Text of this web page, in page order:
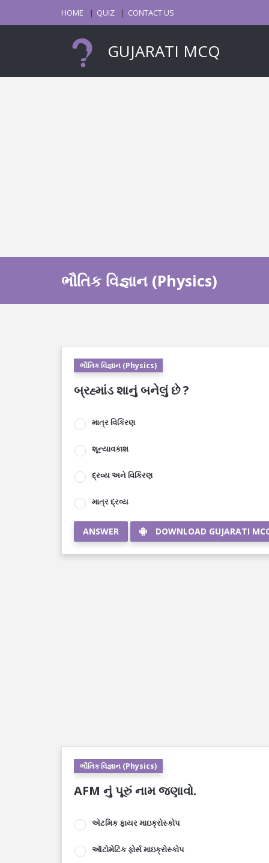
HOME QUIZ CONTACT US
GUJARATI MCQ
ભૌતિક વિજ્ઞાન (Physics)
ભૌતિક વિજ્ઞાન (Physics)
બ્રહ્માંડ શાનું બનેલું છે ?
માત્ર વિકિરણ
શૂન્યાવકાશ
દ્રવ્ય અને વિકિરણ
માત્ર દ્રવ્ય
ANSWER DOWNLOAD GUJARATI
ભૌતિક વિજ્ઞાન (Physics)
AFM નું પૂરું નામ જણાવો.
એટમિક ફાયર માઇક્રોસ્કોપ
ઑટોમેટિક ફોર્સ માઇક્રોસ્કોપ